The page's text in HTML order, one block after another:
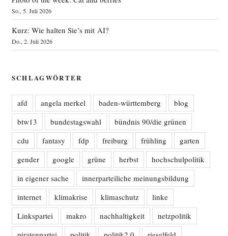
So., 5. Juli 2026
Kurz: Wie halten Sie’s mit AI?
Do., 2. Juli 2026
SCHLAGWÖRTER
afd angela merkel baden-württemberg
blog
btw13
bundestagswahl
bündnis 90/die grünen
cdu
fantasy fdp freiburg frühling
garten
gender
google grüne herbst
hochschulpolitik
in eigener sache
innerparteiliche meinungsbildung
internet
klimakrise klimaschutz
linke
Linkspartei
makro nachhaltigkeit
netzpolitik